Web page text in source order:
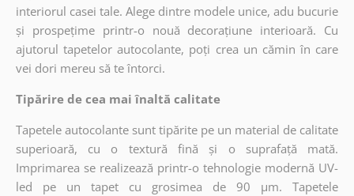
interiorul casei tale. Alege dintre modele unice, adu bucurie
și prospețime printr-o nouă decorațiune interioară. Cu
ajutorul tapetelor autocolante, poți crea un cămin în care
vei dori mereu să te întorci.
Tipărire de cea mai înaltă calitate
Tapetele autocolante sunt tipărite pe un material de calitate
superioară, cu o textură fină și o suprafață mată.
Imprimarea se realizează printr-o tehnologie modernă UV-
led pe un tapet cu grosimea de 90 µm. Tapetele